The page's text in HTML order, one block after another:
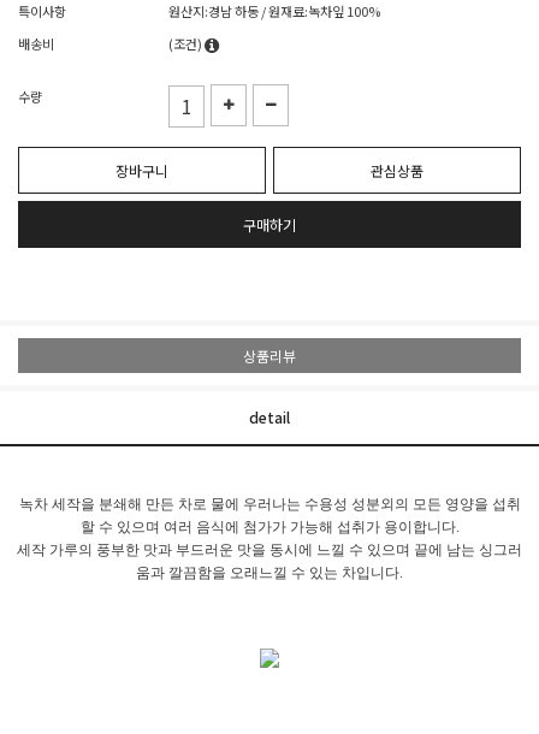
특이사항
원산지:경남 하동 / 원재료:녹차잎 100%
배송비
(조건)
수량
장바구니 관심상품
구매하기
상품리뷰
detail
녹차 세작을 분쇄해 만든 차로 물에 우러나는 수용성 성분외의 모든 영양을 섭취
할 수 있으며 여러 음식에 첨가가 가능해 섭취가 용이합니다.
세작 가루의 풍부한 맛과 부드러운 맛을 동시에 느낄 수 있으며 끝에 남는 싱그러
움과 깔끔함을 오래느낄 수 있는 차입니다.